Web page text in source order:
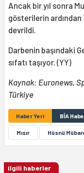
Ancak bir yıl sonra
gösterilerin
devrildi.
Darbenin başındaki
sıfatı taşıyor. (YY)
Kaynak: Euronews,
Türkiye
Haber Yeri BİA
Mısır Hüsnü
ilgili haberler